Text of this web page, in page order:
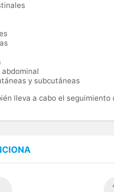
y subcutáneas
lleva a cabo el